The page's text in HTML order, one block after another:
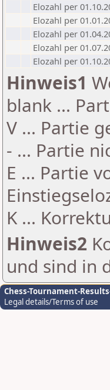
Elozahl per
Elozahl per
Elozahl per
Elozahl per
Elozahl per
Hinweis1
blank ...
V ... Partie
- ... Partie
E ... Partie
K ...
Hinweis2
und sind in
Chess-Tournament-
Legal details/Terms of use